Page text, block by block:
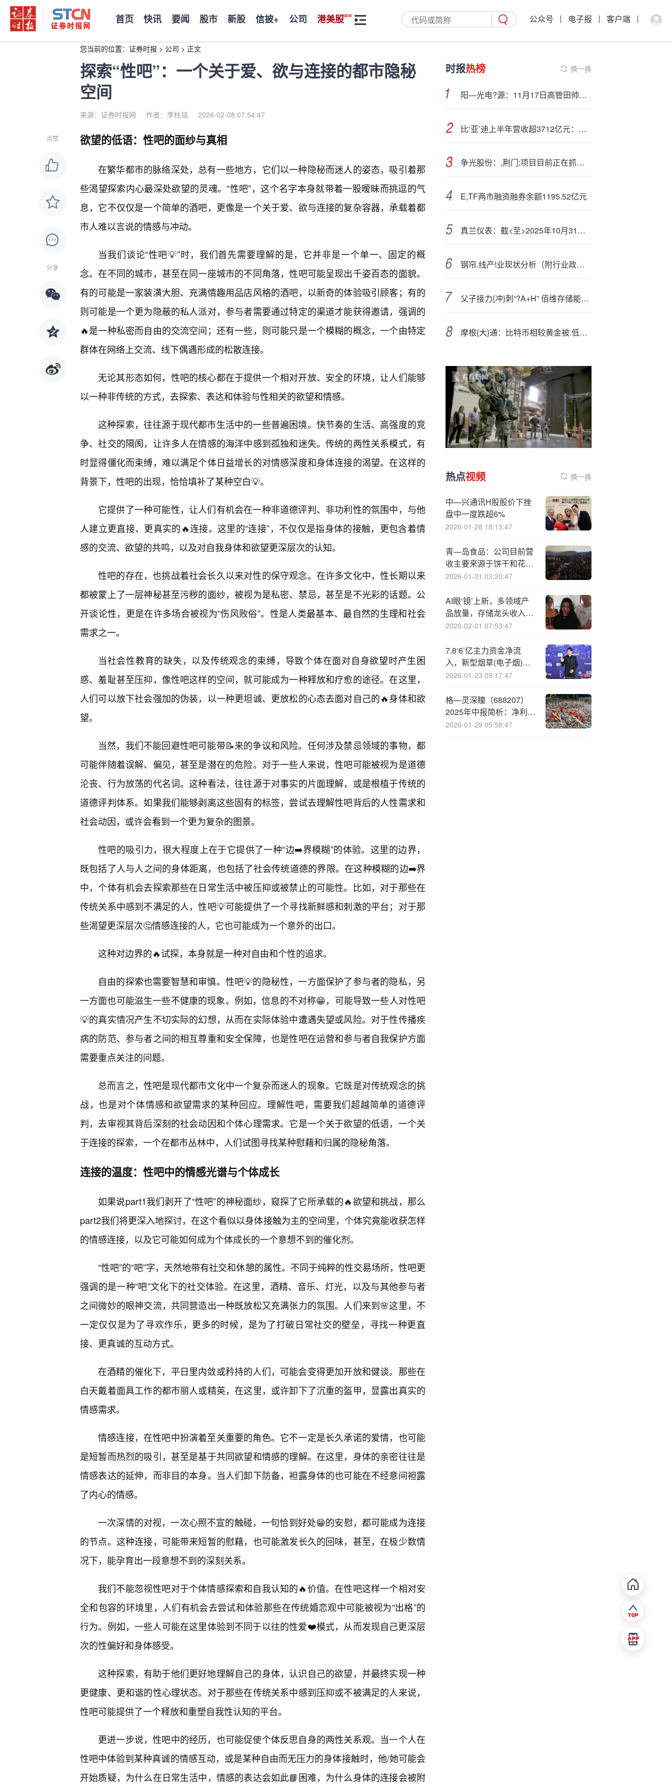
首页 快讯 要闻 股市 新股 信披+ 公司 港美股 公众号 电子报 客户端
您当前的位置： 证券时报 > 公司 > 正文
探索“性吧”：一个关于爱、欲与连接的都市隐秘
空间
来源：证券时报网 作者：李柱铭 2026-02-08 07:54:47
点赞
分享
欲望的低语：性吧的面纱与真相
在繁华都市的脉络深处，总有一些地方，它们以一种隐秘而迷人的姿态，吸引着那
些渴望探索内心最深处欲望的灵魂。“性吧”，这个名字本身就带着一股暧昧而挑逗的气
息，它不仅仅是一个简单的酒吧，更像是一个关于爱、欲与连接的复杂容器，承载着都
市人难以言说的情感与冲动。
当我们谈论“性吧💡”时，我们首先需要理解的是，它并非是一个单一、固定的概
念。在不同的城市，甚至在同一座城市的不同角落，性吧可能呈现出千姿百态的面貌。
有的可能是一家装潢大胆、充满情趣用品店风格的酒吧，以新奇的体验吸引顾客；有的
则可能是一个更为隐蔽的私人派对，参与者需要通过特定的渠道才能获得邀请，强调的
🔥是一种私密而自由的交流空间；还有一些，则可能只是一个模糊的概念，一个由特定
群体在网络上交流、线下偶遇形成的松散连接。
无论其形态如何，性吧的核心都在于提供一个相对开放、安全的环境，让人们能够
以一种非传统的方式，去探索、表达和体验与性相关的欲望和情感。
这种探索，往往源于现代都市生活中的一些普遍困境。快节奏的生活、高强度的竞
争、社交的隔阂，让许多人在情感的海洋中感到孤独和迷失。传统的两性关系模式，有
时显得僵化而束缚，难以满足个体日益增长的对情感深度和身体连接的渴望。在这样的
背景下，性吧的出现，恰恰填补了某种空白💡。
它提供了一种可能性，让人们有机会在一种非道德评判、非功利性的氛围中，与他
人建立更直接、更真实的🔥连接。这里的“连接”，不仅仅是指身体的接触，更包含着情
感的交流、欲望的共鸣，以及对自我身体和欲望更深层次的认知。
性吧的存在，也挑战着社会长久以来对性的保守观念。在许多文化中，性长期以来
都被蒙上了一层神秘甚至污秽的面纱，被视为是私密、禁忌，甚至是不光彩的话题。公
开谈论性，更是在许多场合被视为“伤风败俗”。性是人类最基本、最自然的生理和社会
需求之一。
当社会性教育的缺失，以及传统观念的束缚，导致个体在面对自身欲望时产生困
惑、羞耻甚至压抑，像性吧这样的空间，就可能成为一种释放和疗愈的途径。在这里，
人们可以放下社会强加的伪装，以一种更坦诚、更放松的心态去面对自己的🔥身体和欲
望。
当然，我们不能回避性吧可能带📝来的争议和风险。任何涉及禁忌领域的事物，都
可能伴随着误解、偏见，甚至是潜在的危险。对于一些人来说，性吧可能被视为是道德
沦丧、行为放荡的代名词。这种看法，往往源于对事实的片面理解，或是根植于传统的
道德评判体系。如果我们能够剥离这些固有的标签，尝试去理解性吧背后的人性需求和
社会动因，或许会看到一个更为复杂的图景。
性吧的吸引力，很大程度上在于它提供了一种“边➡️界模糊”的体验。这里的边界，
既包括了人与人之间的身体距离，也包括了社会传统道德的界限。在这种模糊的边➡️界
中，个体有机会去探索那些在日常生活中被压抑或被禁止的可能性。比如，对于那些在
传统关系中感到不满足的人，性吧💡可能提供了一个寻找新鲜感和刺激的平台；对于那
些渴望更深层次🤔情感连接的人，它也可能成为一个意外的出口。
这种对边界的🔥试探，本身就是一种对自由和个性的追求。
自由的探索也需要智慧和审慎。性吧💡的隐秘性，一方面保护了参与者的隐私，另
一方面也可能滋生一些不健康的现象。例如，信息的不对称😁，可能导致一些人对性吧
💡的真实情况产生不切实际的幻想，从而在实际体验中遭遇失望或风险。对于性传播疾
病的防范、参与者之间的相互尊重和安全保障，也是性吧在运营和参与者自我保护方面
需要重点关注的问题。
总而言之，性吧是现代都市文化中一个复杂而迷人的现象。它既是对传统观念的挑
战，也是对个体情感和欲望需求的某种回应。理解性吧，需要我们超越简单的道德评
判，去审视其背后深刻的社会动因和个体心理需求。它是一个关于欲望的低语，一个关
于连接的探索，一个在都市丛林中，人们试图寻找某种慰藉和归属的隐秘角落。
连接的温度：性吧中的情感光谱与个体成长
如果说part1我们剥开了“性吧”的神秘面纱，窥探了它所承载的🔥欲望和挑战，那么
part2我们将更深入地探讨，在这个看似以身体接触为主的空间里，个体究竟能收获怎样
的情感连接，以及它可能如何成为个体成长的一个意想不到的催化剂。
“性吧”的“吧”字，天然地带有社交和休憩的属性。不同于纯粹的性交易场所，性吧更
强调的是一种“吧”文化下的社交体验。在这里，酒精、音乐、灯光，以及与其他参与者
之间微妙的眼神交流，共同营造出一种既放松又充满张力的氛围。人们来到🌸这里，不
一定仅仅是为了寻欢作乐，更多的时候，是为了打破日常社交的壁垒，寻找一种更直
接、更真诚的互动方式。
在酒精的催化下，平日里内敛或矜持的人们，可能会变得更加开放和健谈。那些在
白天戴着面具工作的都市丽人或精英，在这里，或许卸下了沉重的盔甲，显露出真实的
情感需求。
情感连接，在性吧中扮演着至关重要的角色。它不一定是长久承诺的爱情，也可能
是短暂而热烈的吸引，甚至是基于共同欲望和情感的理解。在这里，身体的亲密往往是
情感表达的延伸，而非目的本身。当人们卸下防备，袒露身体的也可能在不经意间袒露
了内心的情感。
一次深情的对视，一次心照不宣的触碰，一句恰到好处😁的安慰，都可能成为连接
的节点。这种连接，可能带来短暂的慰藉，也可能激发长久的回味，甚至，在极少数情
况下，能孕育出一段意想不到的深刻关系。
我们不能忽视性吧对于个体情感探索和自我认知的🔥价值。在性吧这样一个相对安
全和包容的环境里，人们有机会去尝试和体验那些在传统婚恋观中可能被视为“出格”的
行为。例如，一些人可能在这里体验到不同于以往的性爱❤️模式，从而发现自己更深层
次的性偏好和身体感受。
这种探索，有助于他们更好地理解自己的身体，认识自己的欲望，并最终实现一种
更健康、更和谐的性心理状态。对于那些在传统关系中感到压抑或不被满足的人来说，
性吧可能提供了一个释放和重塑自我性认知的平台。
更进一步说，性吧中的经历，也可能促使个体反思自身的两性关系观。当一个人在
性吧中体验到某种真诚的情感互动，或是某种自由而无压力的身体接触时，他/她可能会
开始质疑，为什么在日常生活中，情感的表达会如此📘困难，为什么身体的连接会被附
时报热榜 换一换
阳—光电?源：11月17日高管田帅减持股份合计1.05万股
比‘亚’迪上半年营收超3712亿元：研发投入接近净利润两倍，海外市场成新增长极
争光股份：,荆门;项目目前正在抓紧建设当中，项目设备安装大部分已完成
E,TF两市融资融券余额1195.52亿元
真兰仪表：截<至>2025年10月31日公司含信用账户的合并股东总户数为18680户
钢帘.线产!业现状分析（附行业政策、重点企业分析、市场竞争格局及发展趋势预测）智研咨询
父子接力{冲}刺“?A+H” 佰维存储能否破解周期魔咒
摩根{大}通：比特币相较黄金被.低估 或在年底前升至16.5万美元
热点视频 换一换
中—兴通讯H股股价下挫
盘中一度跌超6%
2026-01-28 18:13:47
青—岛食品：公司目前营
收主要来源于饼干和花生
酱等传统优势业务
2026-01-31 03:20:47
AI眼‘镜’上新，多领域产
品放量，存储龙头收入预
增超500%！
2026-02-01 07:53:47
7.8‘6’亿主力资金净流
入，新型烟草(电子烟)概
念涨1.53%
2026-01-23 09:17:47
格—灵深瞳（688207）
2025年中报简析：净利润
同比下降2.48%，三费占
2026-01-29 05:58:47